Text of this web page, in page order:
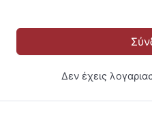
Δεν έχεις